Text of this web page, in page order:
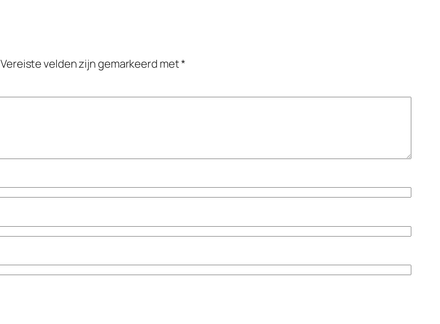
Vereiste velden zijn gemarkeerd met*